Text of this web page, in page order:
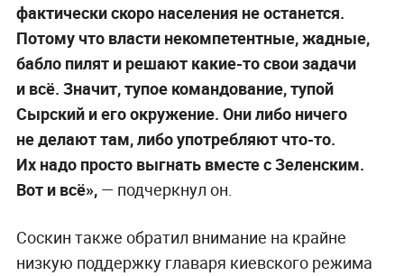
фактически скоро населения не останется.
Потому что власти некомпетентные, жадные,
бабло пилят и решают какие-то свои задачи
и всё. Значит, тупое командование, тупой
Сырский и его окружение. Они либо ничего
не делают там, либо употребляют что-то.
Их надо просто выгнать вместе с Зеленским.
Вот и всё»,— подчеркнул он.
Соскин также обратил внимание на крайне
низкую поддержку главаря киевского режима